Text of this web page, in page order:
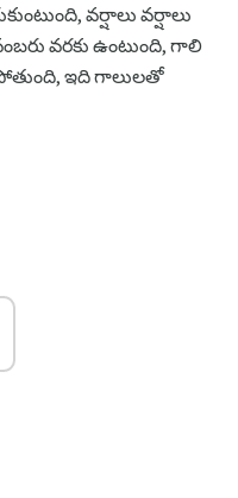
వర్షాలు వర్షాలు
వరకు ఉంటుంది, గాలి
ఇది గాలులతో